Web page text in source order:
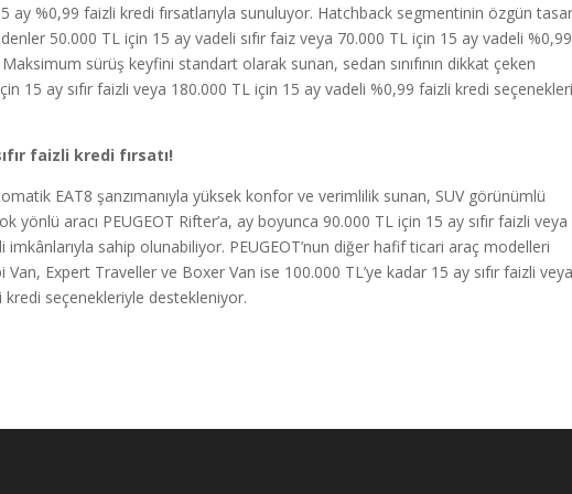
ay %0,99 faizli kredi fırsatlarıyla sunuluyor. Hatchback segmentinin özgün
50.000 TL için 15 ay vadeli sıfır faiz veya 70.000 TL için 15 ay vadeli %0,99
sürüş keyfini standart olarak sunan, sedan sınıfının dikkat çeken
15 ay sıfır faizli veya 180.000 TL için 15 ay vadeli %0,99 faizli kredi­
faizli kredi fırsatı!
EAT8 şanzımanıyla yüksek konfor ve verimlilik sunan, SUV görünümlü
yönlü aracı PEUGEOT Rifter’a, ay boyunca 90.000 TL için 15 ay sıfır faizli veya
sahip olunabiliyor. PEUGEOT’nun diğer hafif ticari araç modelleri
Expert Traveller ve Boxer Van ise 100.000 TL’ye kadar 15 ay sıfır faizli veya
kredi seçenekleriyle destekleniyor.